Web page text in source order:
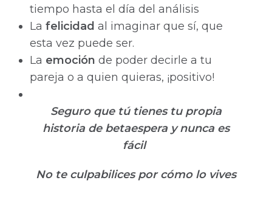
tiempo hasta el día del análisis
La felicidad al imaginar que sí, que
esta vez puede ser.
La emoción de poder decirle a tu
pareja o a quien quieras, ¡positivo!
Seguro que tú tienes tu propia
historia de betaespera y nunca es
fácil
No te culpabilices por cómo lo vives